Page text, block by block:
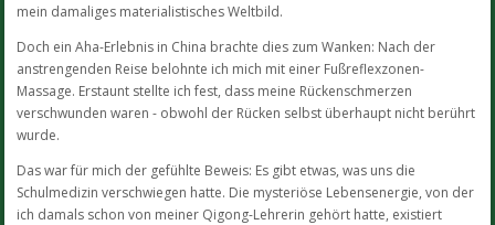
mein damaliges materialistisches Weltbild.
Doch ein Aha-Erlebnis in China brachte dies zum Wanken: Nach der
anstrengenden Reise belohnte ich mich mit einer Fußreflexzonen-
Massage. Erstaunt stellte ich fest, dass meine Rückenschmerzen
verschwunden waren - obwohl der Rücken selbst überhaupt nicht berührt
wurde.
Das war für mich der gefühlte Beweis: Es gibt etwas, was uns die
Schulmedizin verschwiegen hatte. Die mysteriöse Lebensenergie, von der
ich damals schon von meiner Qigong-Lehrerin gehört hatte, existiert